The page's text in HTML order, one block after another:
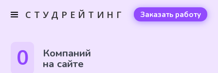
СТУДРЕЙТИНГ Заказать работу
0 Компаний
на сайте